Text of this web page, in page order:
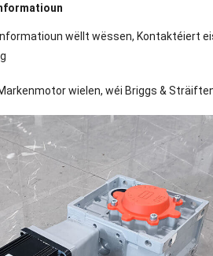
wëllt wëssen, Kontaktéiert
wielen, wéi Briggs &